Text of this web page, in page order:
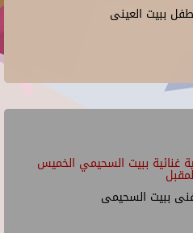
ببيت العينى
غنائية ببيت السحيمي الخميس
ببيت السحيمى